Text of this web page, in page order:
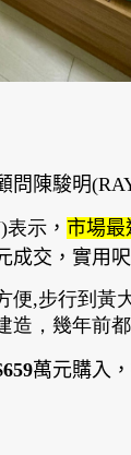
問陳駿明
表示 ， 市場最
成交 ， 實用
便,步行到黃
造，幾年前
萬元購入